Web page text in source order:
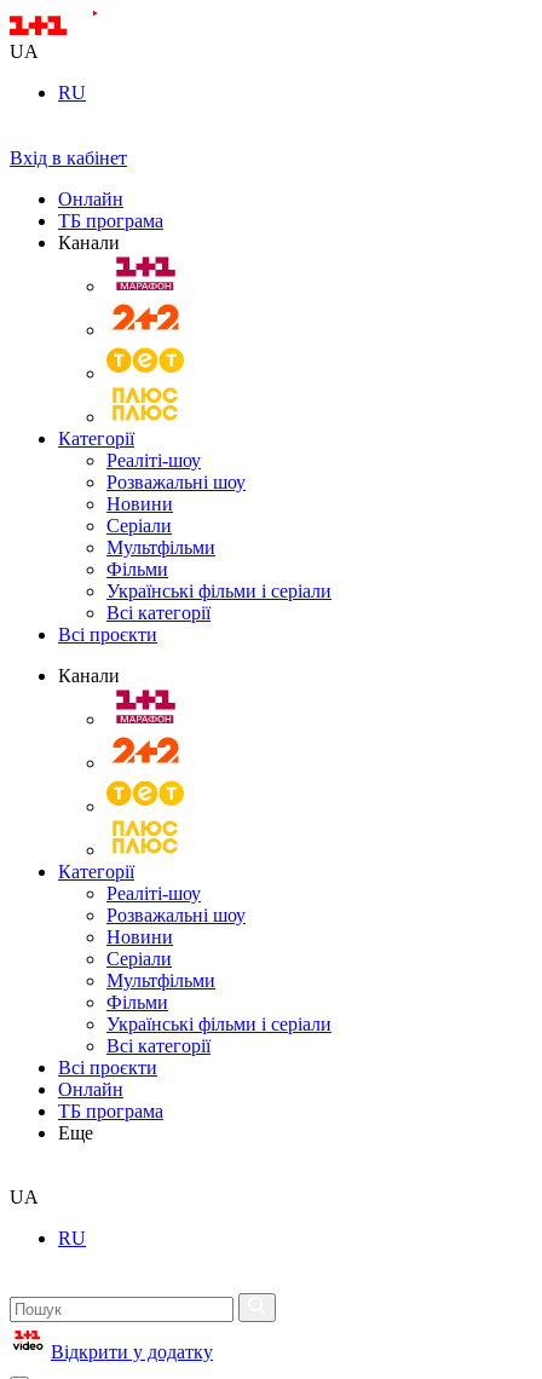
UA
RU
Вхід в кабінет
Онлайн
ТБ програма
Канали
Категорії
Реаліті-шоу
Розважальні шоу
Новини
Серіали
Мультфільми
Фільми
Українські фільми і серіали
Всі категорії
Всі проєкти
Канали
Категорії
Реаліті-шоу
Розважальні шоу
Новини
Серіали
Мультфільми
Фільми
Українські фільми і серіали
Всі категорії
Всі проєкти
Онлайн
ТБ програма
Еще
UA
RU
Відкрити у додатку